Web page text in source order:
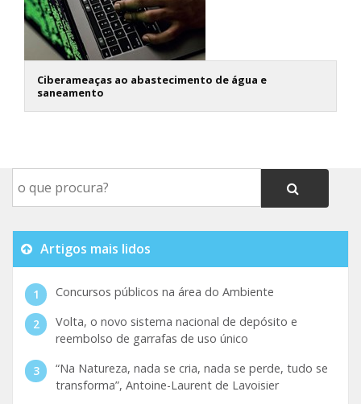
Ciberameaças ao abastecimento de água e
saneamento
Artigos mais lidos
Concursos públicos na área do Ambiente
Volta, o novo sistema nacional de depósito e
reembolso de garrafas de uso único
“Na Natureza, nada se cria, nada se perde, tudo se
transforma”, Antoine-Laurent de Lavoisier